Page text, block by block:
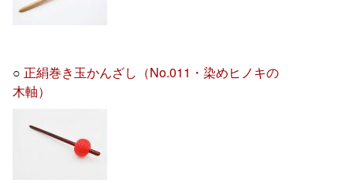
○ 正絹巻き玉かんざし（No.011・染めヒノキの
木軸）